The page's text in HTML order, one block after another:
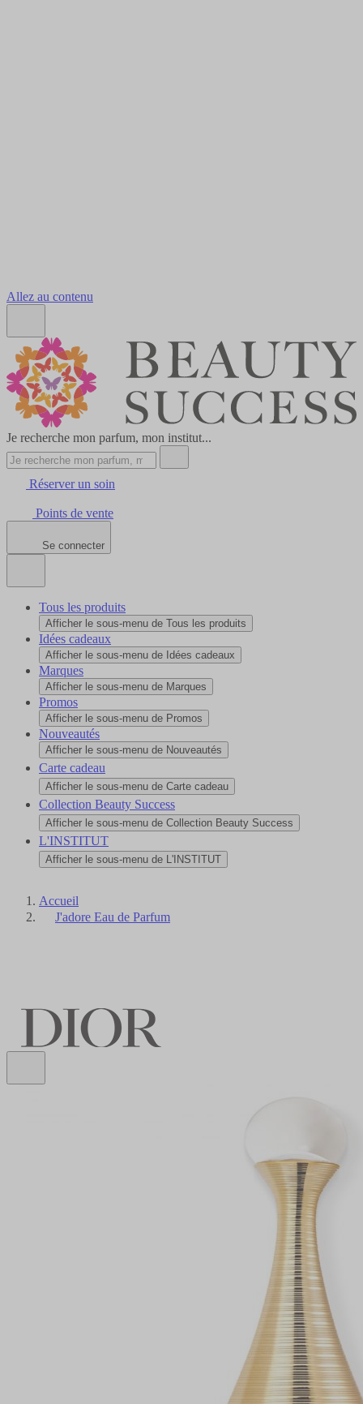
Allez au contenu
Je recherche mon parfum, mon institut...
Réserver un soin
Points de vente
Se connecter
Tous les produits
Afficher le sous-menu de Tous les produits
Idées cadeaux
Afficher le sous-menu de Idées cadeaux
Marques
Afficher le sous-menu de Marques
Promos
Afficher le sous-menu de Promos
Nouveautés
Afficher le sous-menu de Nouveautés
Carte cadeau
Afficher le sous-menu de Carte cadeau
Collection Beauty Success
Afficher le sous-menu de Collection Beauty Success
L'INSTITUT
Afficher le sous-menu de L'INSTITUT
Accueil
J'adore Eau de Parfum